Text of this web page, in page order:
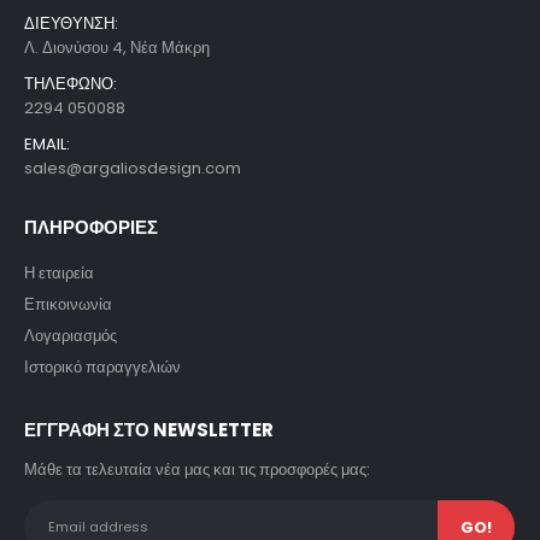
ΔΙΕΥΘΥΝΣΗ:
Λ. Διονύσου 4, Νέα Μάκρη
ΤΗΛΕΦΩΝΟ:
2294 050088
EMAIL:
sales@argaliosdesign.com
ΠΛΗΡΟΦΟΡΙΕΣ
Η εταιρεία
Επικοινωνία
Λογαριασμός
Ιστορικό παραγγελιών
ΕΓΓΡΑΦΗ ΣΤΟ NEWSLETTER
Μάθε τα τελευταία νέα μας και τις προσφορές μας: